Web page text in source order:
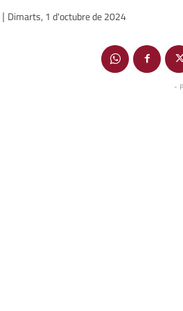
| Dimarts, 1 d'octubre de 2024
-